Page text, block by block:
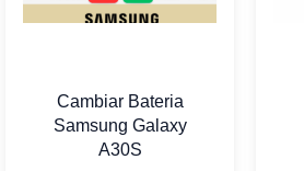
Cambiar Bateria
Samsung Galaxy
A30S